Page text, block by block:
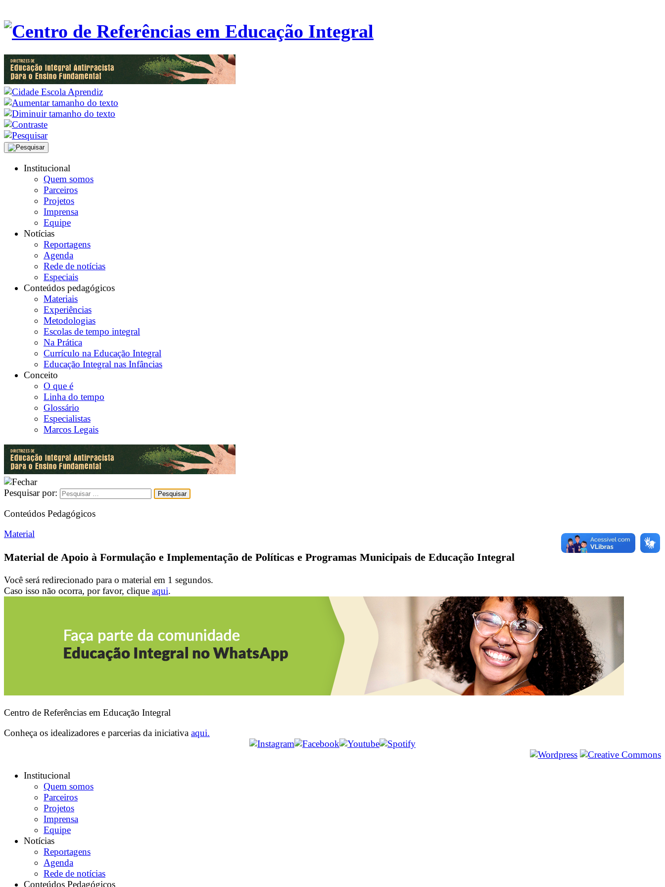
Institucional
Quem somos
Parceiros
Projetos
Imprensa
Equipe
Notícias
Reportagens
Agenda
Rede de notícias
Especiais
Conteúdos pedagógicos
Materiais
Experiências
Metodologias
Escolas de tempo integral
Na Prática
Currículo na Educação Integral
Educação Integral nas Infâncias
Conceito
O que é
Linha do tempo
Glossário
Especialistas
Marcos Legais
Pesquisar por:
Conteúdos Pedagógicos
Material
Material de Apoio à Formulação e Implementação de Políticas e Programas Municipais de Educação Integral
Você será redirecionado para o material em 1 segundos.
Caso isso não ocorra, por favor, clique aqui.
Centro de Referências em Educação Integral
Conheça os idealizadores e parcerias da iniciativa aqui.
Institucional
Quem somos
Parceiros
Projetos
Imprensa
Equipe
Notícias
Reportagens
Agenda
Rede de notícias
Conteúdos Pedagógicos